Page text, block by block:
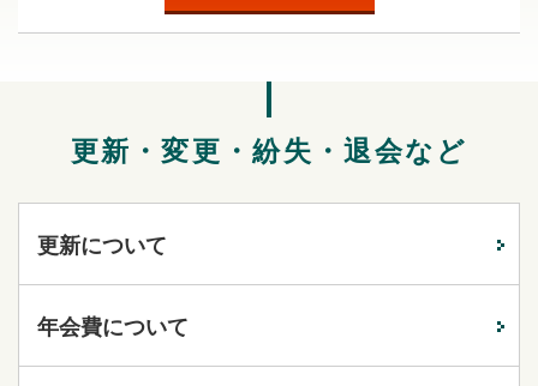
更新・変更・紛失・退会など
更新について
年会費について